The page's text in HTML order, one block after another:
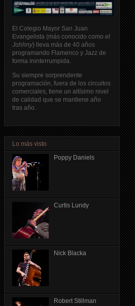
El Colegio Mayor San Juan
Evangelista (más conocido como el
Johhny) lleva más de 40 años
programando Flamenco y Jazz de
forma ininterrumpida.
Su siempre sorprendente
programación, fuera de los circuitos
comerciales, tiene un altísimo nivel
de calidad que se mantiene año
tras año.
Lo más visto
Poppy Daniels
Curtis Lundy
Nick Blacka
Robert Stillman